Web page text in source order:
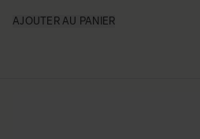
AJOUTER AU PANIER